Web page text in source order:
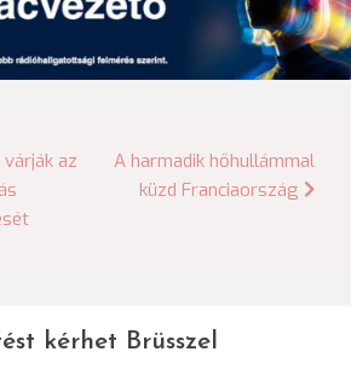
az
A harmadik hőhullámmal
küzd Franciaország
kérhet Brüsszel